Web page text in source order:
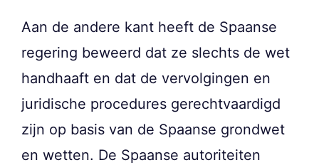
Aan de andere kant heeft de Spaanse
regering beweerd dat ze slechts de wet
handhaaft en dat de vervolgingen en
juridische procedures gerechtvaardigd
zijn op basis van de Spaanse grondwet
en wetten. De Spaanse autoriteiten